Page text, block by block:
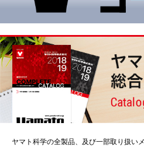
ヤマト科学の全製品、及び一部取り扱い